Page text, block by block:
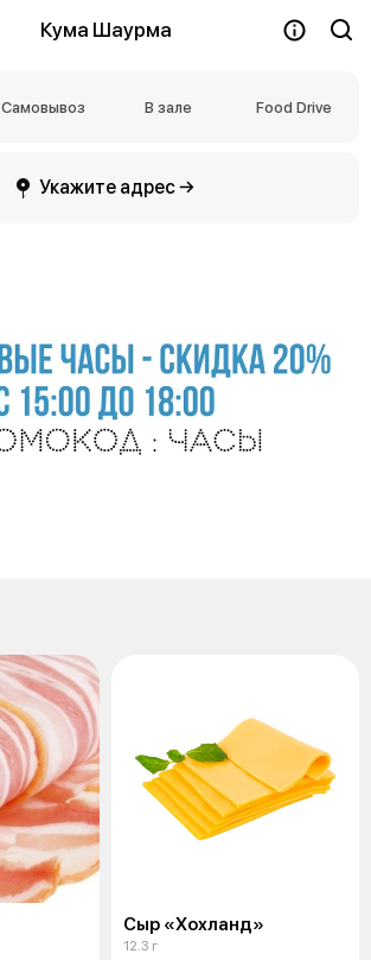
Кума Шаурма
Самовывоз В зале Food Drive
Укажите адрес →
Сыр «Хохланд»
12.3 г